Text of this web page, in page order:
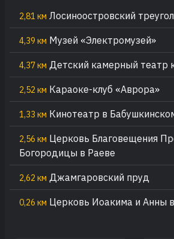
2,81 км Лосиноостровский
4,39 км Музей «Электромузей»
4,37 км Детский камерный театр
2,52 км Караоке-клуб «Аврора»
1,33 км Кинотеатр в
2,56 км Церковь Благовещения
Богородицы в Раеве
2,62 км Джамгаровский пруд
0,26 км Церковь Иоакима и Анны